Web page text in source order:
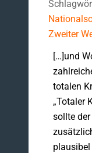
Zweiter
[…]und
totalen
„Totaler
sollte